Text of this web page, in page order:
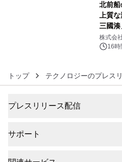
北前
上質
三國
株式会
16時
トップ テクノロジーのプレス
プレスリリース配信
サポート